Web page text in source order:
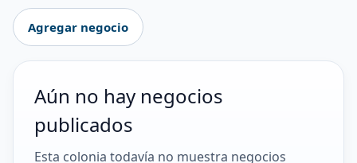
Agregar negocio
Aún no hay negocios
publicados
Esta colonia todavía no muestra negocios